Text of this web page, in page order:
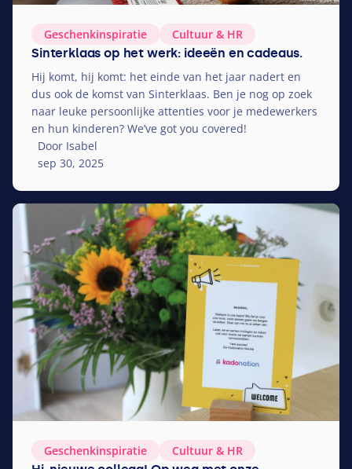
Geschenkinspiratie Cultuur & HR
Sinterklaas op het werk: ideeën en cadeaus.
Hij komt, hij komt: het einde van het jaar nadert en
dus ook de komst van Sinterklaas. Ben je nog op zoek
naar leuke persoonlijke attenties voor je medewerkers
en hun kinderen? We’ve got you covered!
Door Isabel
sep 30, 2025
Geschenkinspiratie Cultuur & HR